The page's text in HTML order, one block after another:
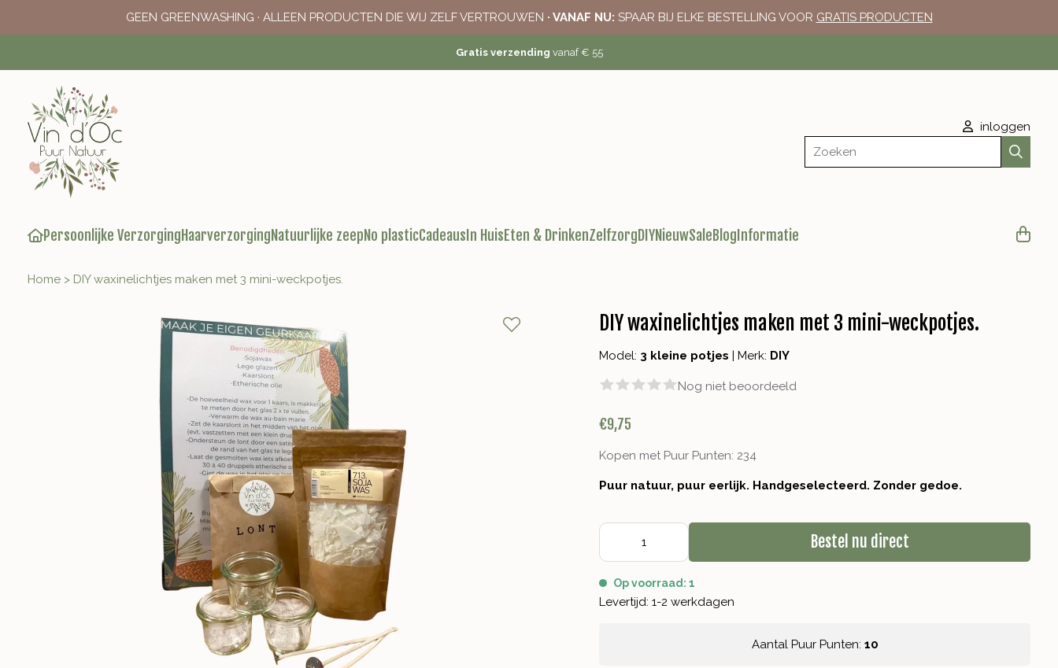
GEEN GREENWASHING · ALLEEN PRODUCTEN DIE WIJ ZELF VERTROUWEN · VANAF NU: SPAAR BIJ ELKE BESTELLING VOOR GRATIS PRODUCTEN
Gratis verzending vanaf € 55
inloggen
Zoeken
Persoonlijke VerzorgingHaarverzorgingNatuurlijke zeepNo plasticCadeaus In HuisEten & DrinkenZelfzorgDIYNieuwSaleBlog Informatie
Home > DIY waxinelichtjes maken met 3 mini-weckpotjes.
DIY waxinelichtjes maken met 3 mini-weckpotjes.
Model: 3 kleine potjes Merk: DIY
Nog niet beoordeeld
€9,75
Kopen met Puur Punten: 234
Puur natuur, puur eerlijk. Handgeselecteerd. Zonder gedoe.
Bestel nu direct
Op voorraad: 1
Levertijd: 1-2 werkdagen
Aantal Puur Punten: 10